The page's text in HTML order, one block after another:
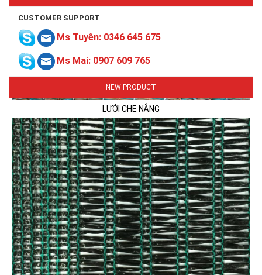
CUSTOMER SUPPORT
Ms Tuyên: 0346 645 675
Ms Mai: 0907 609 765
NEW PRODUCT
LƯỚI CHE NẮNG